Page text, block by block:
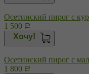
Осетинский пирог с
1 500 Р
Хочу!
Осетинский пирог с
1 800 Р